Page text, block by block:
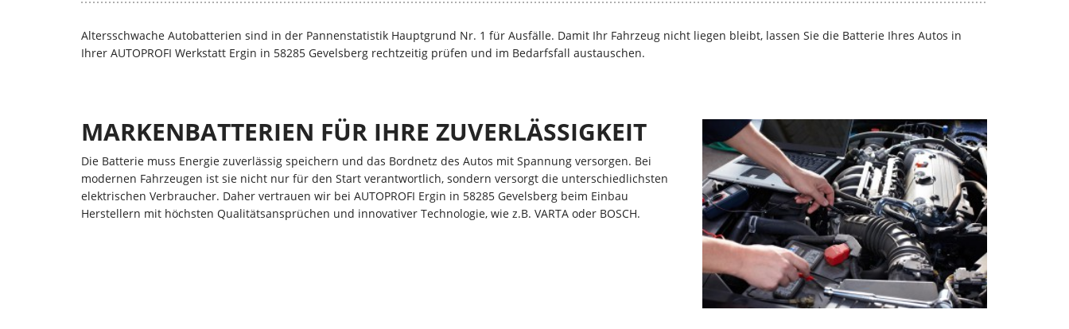
Altersschwache Autobatterien sind in der Pannenstatistik Hauptgrund Nr. 1 für Ausfälle. Damit Ihr Fahrzeug nicht liegen bleibt, lassen Sie die Batterie Ihres Autos in
Ihrer AUTOPROFI Werkstatt Ergin in 58285 Gevelsberg rechtzeitig prüfen und im Bedarfsfall austauschen.
MARKENBATTERIEN FÜR IHRE ZUVERLÄSSIGKEIT
Die Batterie muss Energie zuverlässig speichern und das Bordnetz des Autos mit Spannung versorgen. Bei
modernen Fahrzeugen ist sie nicht nur für den Start verantwortlich, sondern versorgt die unterschiedlichsten
elektrischen Verbraucher. Daher vertrauen wir bei AUTOPROFI Ergin in 58285 Gevelsberg beim Einbau
Herstellern mit höchsten Qualitätsansprüchen und innovativer Technologie, wie z.B. VARTA oder BOSCH.